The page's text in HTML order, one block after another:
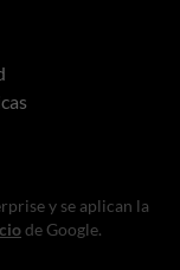
y se aplican la
de Google.